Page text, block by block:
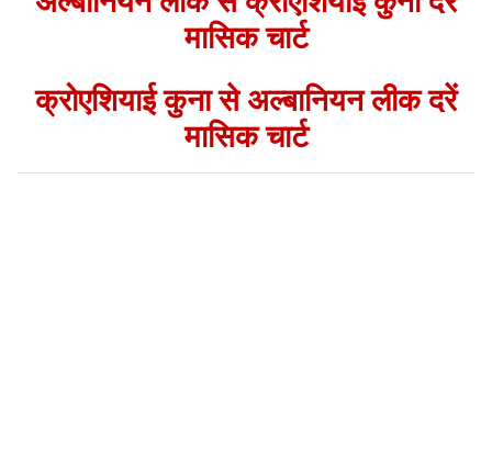
मासिक चार्ट
क्रोएशियाई कुना से अल्बानियन लीक दरें
मासिक चार्ट